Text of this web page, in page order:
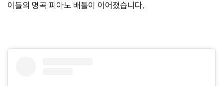
이들의 명곡 피아노 배틀이 이어졌습니다.